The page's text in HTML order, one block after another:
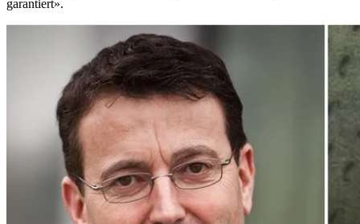
garantiert».